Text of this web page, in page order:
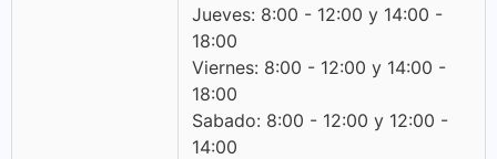
Jueves: 8:00 - 12:00 y 14:00 -
18:00
Viernes: 8:00 - 12:00 y 14:00 -
18:00
Sabado: 8:00 - 12:00 y 12:00 -
14:00